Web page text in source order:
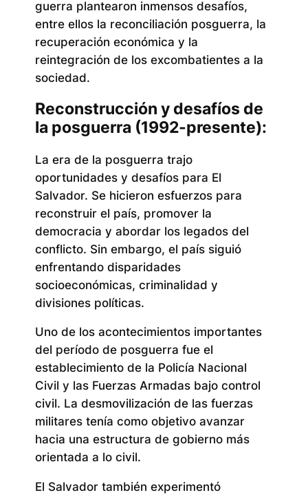
guerra plantearon inmensos desafíos,
entre ellos la reconciliación posguerra, la
recuperación económica y la
reintegración de los excombatientes a la
sociedad.
Reconstrucción y desafíos de
la posguerra (1992-presente):
La era de la posguerra trajo
oportunidades y desafíos para El
Salvador. Se hicieron esfuerzos para
reconstruir el país, promover la
democracia y abordar los legados del
conflicto. Sin embargo, el país siguió
enfrentando disparidades
socioeconómicas, criminalidad y
divisiones políticas.
Uno de los acontecimientos importantes
del período de posguerra fue el
establecimiento de la Policía Nacional
Civil y las Fuerzas Armadas bajo control
civil. La desmovilización de las fuerzas
militares tenía como objetivo avanzar
hacia una estructura de gobierno más
orientada a lo civil.
El Salvador también experimentó